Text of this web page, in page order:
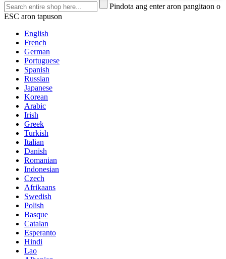
Pindota ang enter aron pangitaon o
ESC aron tapuson
English
French
German
Portuguese
Spanish
Russian
Japanese
Korean
Arabic
Irish
Greek
Turkish
Italian
Danish
Romanian
Indonesian
Czech
Afrikaans
Swedish
Polish
Basque
Catalan
Esperanto
Hindi
Lao